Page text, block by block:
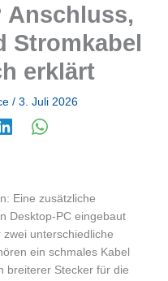
Anschluss,
Stromkabel
erklärt
/ 3. Juli 2026
Eine zusätzliche
Desktop-PC eingebaut
unterschiedliche
ein schmales Kabel
breiterer Stecker für die